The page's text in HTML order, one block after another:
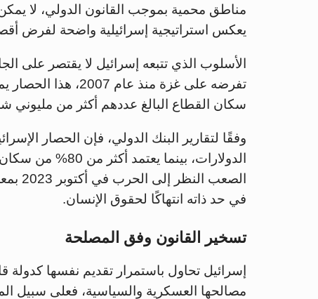
مناطق محمية بموجب القانون الدولي، لا
يعكس استراتيجية إسرائيلية واضحة لفرض
الأسلوب الذي تتبعه إسرائيل لا يقتصر على
تفرضه على غزة منذ
سكان القطاع البالغ عددهم أكثر من مليوني
وفقًا لتقارير البنك الدولي، فإن الحصار
الدولارات،
في حد ذاته انتهاكًا لحقوق الإنسان.
تسخير القانون وفق المصلحة
إسرائيل تحاول باستمرار تقديم نفسها كدولة
مصالحها العسكرية والسياسية، فعلى سبيل